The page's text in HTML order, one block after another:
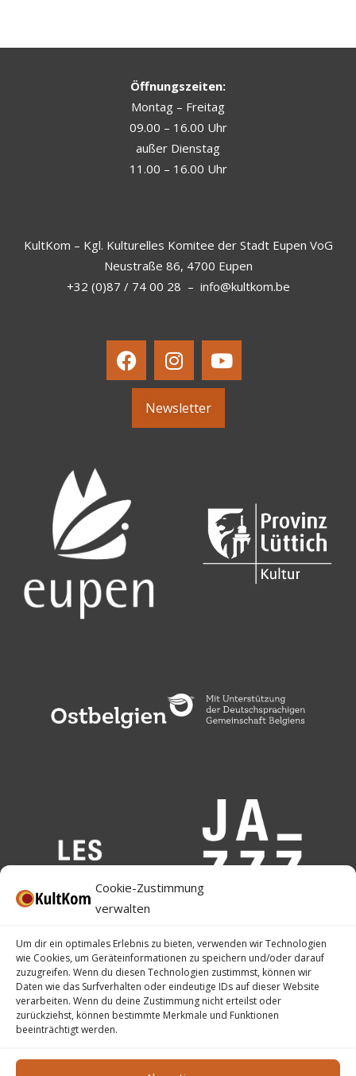
Cookie-Zustimmung
verwalten
Um dir ein optimales Erlebnis zu bieten, verwenden wir Technologien
wie Cookies, um Geräteinformationen zu speichern und/oder darauf
zuzugreifen. Wenn du diesen Technologien zustimmst, können wir
Daten wie das Surfverhalten oder eindeutige IDs auf dieser Website
verarbeiten. Wenn du deine Zustimmung nicht erteilst oder
zurückziehst, können bestimmte Merkmale und Funktionen
beeinträchtigt werden.
Öffnungszeiten:
Montag – Freitag
09.00 – 16.00 Uhr
außer Dienstag
11.00 – 16.00 Uhr
KultKom – Kgl. Kulturelles Komitee der Stadt Eupen VoG
Neustraße 86, 4700 Eupen
+32 (0)87 / 74 00 28 – info@kultkom.be
Newsletter